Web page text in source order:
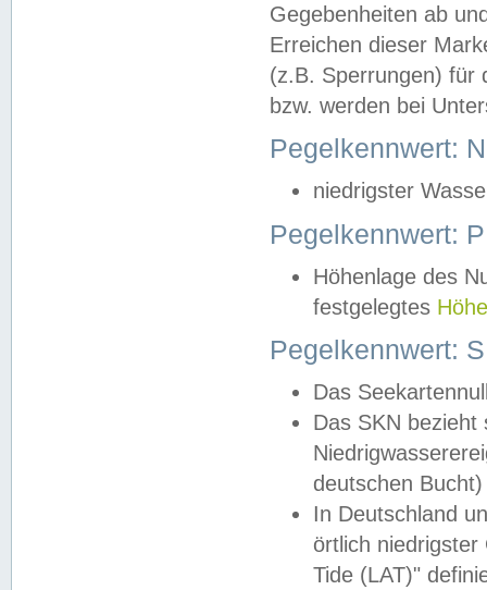
Gegebenheiten ab
Erreichen dieser
(z.B. Sperrungen) für
bzw. werden bei
Pegelkennwert:
niedrigster
Pegelkennwert:
Höhenlage des
festgelegtes
Pegelkennwert:
Das
Das SKN
deutschen
In Deutschland
örtlich
Tide (LAT)"